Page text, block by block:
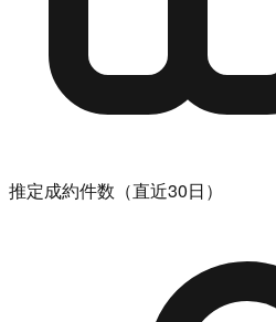
推定成約件数（直近30日）